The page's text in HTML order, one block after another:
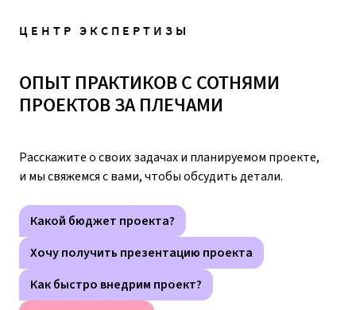
ЦЕНТР ЭКСПЕРТИЗЫ
ОПЫТ ПРАКТИКОВ С СОТНЯМИ
ПРОЕКТОВ ЗА ПЛЕЧАМИ
Расскажите о своих задачах и планируемом проекте,
и мы свяжемся с вами, чтобы обсудить детали.
Какой бюджет проекта?
Хочу получить презентацию проекта
Как быстро внедрим проект?